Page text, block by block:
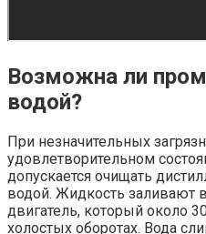
Возможна ли
водой?
При незначительных
удовлетворительном
допускается очищать
водой. Жидкость заливают
двигатель, который около
холостых оборотах. Вода